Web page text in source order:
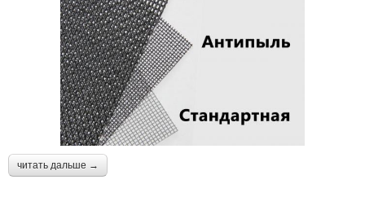
читать дальше →